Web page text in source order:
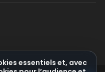
essentiels et, avec